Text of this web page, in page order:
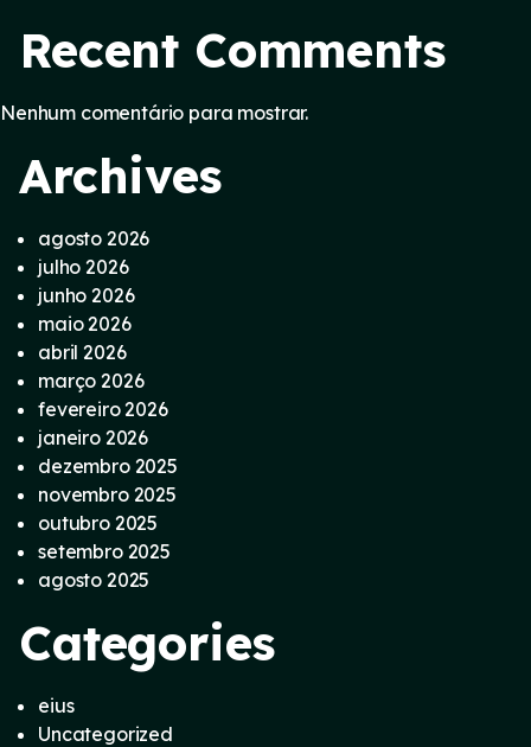
Recent Comments
Nenhum comentário para mostrar.
Archives
agosto 2026
julho 2026
junho 2026
maio 2026
abril 2026
março 2026
fevereiro 2026
janeiro 2026
dezembro 2025
novembro 2025
outubro 2025
setembro 2025
agosto 2025
Categories
eius
Uncategorized